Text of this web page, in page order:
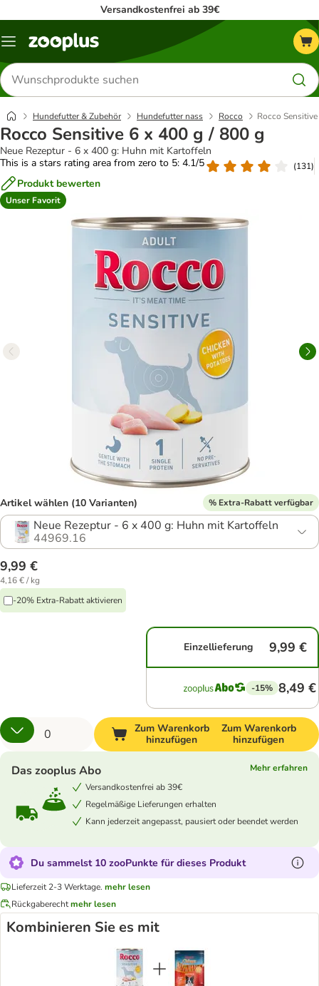
Versandkostenfrei ab 39€
Menü
Produkte
suchen
Hundefutter & Zubehör Hundefutter nass Rocco Rocco
Rocco Sensitive 6 x 400 g / 800 g
Neue Rezeptur - 6 x 400 g: Huhn mit Kartoffeln
This is a stars rating area from zero to 5: 4.1/5
(131)
Produkt bewerten
Unser Favorit
Artikel wählen (10 Varianten) % Extra-Rabatt verfügbar
Neue Rezeptur - 6 x 400 g: Huhn mit Kartoffeln
44969.16
9,99 €
4,16 € / kg
-20% Extra-Rabatt aktivieren
Einzellieferung 9,99 €
-15% 8,49 €
Zum Warenkorb
hinzufügen
Zum Warenkorb
hinzufügen
Das zooplus Abo
Mehr erfahren
Versandkostenfrei ab 39€
Regelmäßige Lieferungen erhalten
Kann jederzeit angepasst, pausiert oder beendet werden
Du sammelst 10 zooPunkte für dieses Produkt
Lieferzeit 2-3 Werktage. mehr lesen
Rückgaberechtmehr lesen
Kombinieren Sie es mit